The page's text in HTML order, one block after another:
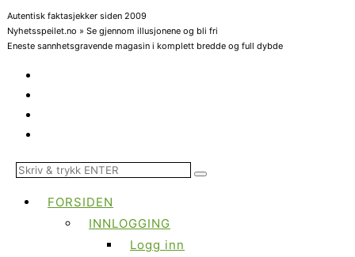
Autentisk faktasjekker siden 2009
Nyhetsspeilet.no » Se gjennom illusjonene og bli fri
Eneste sannhetsgravende magasin i komplett bredde og full dybde
FORSIDEN
INNLOGGING
Logg inn